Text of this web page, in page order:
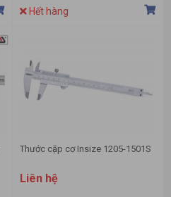
Hết hàng
Thước cặp cơ Insize 1205-1501S
Liên hệ